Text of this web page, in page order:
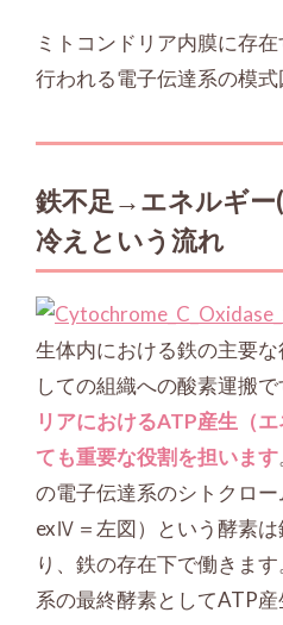
ミトコンドリア内膜に存
行われる電子伝達系の模式
鉄不足→エネルギー
冷えという流れ
生体内における鉄の主要
しての組織への酸素運搬で
リアにおけるATP産生（
ても重要な役割を担います
の電子伝達系のシトクロ
exⅣ＝左図）という酵素
り、鉄の存在下で働きま
系の最終酵素としてATP